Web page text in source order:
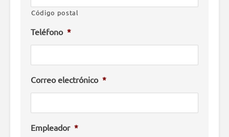
Código postal
Teléfono *
Correo electrónico *
Empleador *